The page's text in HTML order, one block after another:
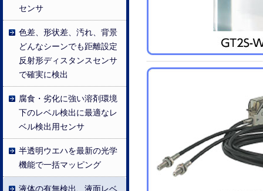
センサ
色差、形状差、汚れ、背景
どんなシーンでも距離設定
反射形ディスタンスセンサ
で確実に検出
腐食・劣化に強い溶剤環境
下のレベル検出に最適なレ
ベル検出用センサ
半透明ウエハを最新の光学
機能で一括マッピング
液体の有無検出、液面レベ